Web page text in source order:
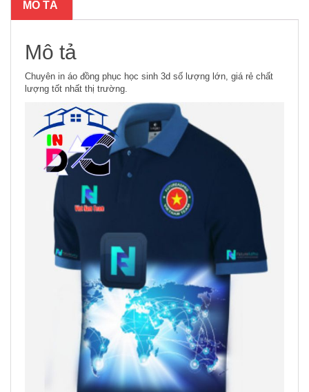
MÔ TẢ
Mô tả
Chuyên in áo đồng phục học sinh 3d số lượng lớn, giá rẻ chất
lượng tốt nhất thị trường.